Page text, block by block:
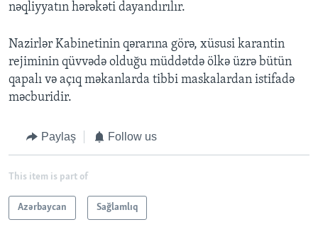
nəqliyyatın hərəkəti dayandırılır.
Nazirlər Kabinetinin qərarına görə, xüsusi karantin
rejiminin qüvvədə olduğu müddətdə ölkə üzrə bütün
qapalı və açıq məkanlarda tibbi maskalardan istifadə
məcburidir.
Paylaş Follow us
This item is part of
Azərbaycan Sağlamlıq